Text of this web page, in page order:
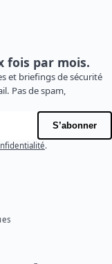
fois par mois.
et briefings de sécurité
Pas de spam,
S’abonner
.